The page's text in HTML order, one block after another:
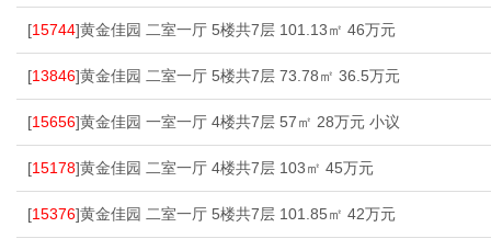
[15744]黄金佳园 二室一厅 5楼共7层 101.13㎡ 46万元
[13846]黄金佳园 二室一厅 5楼共7层 73.78㎡ 36.5万元
[15656]黄金佳园 一室一厅 4楼共7层 57㎡ 28万元 小议
[15178]黄金佳园 二室一厅 4楼共7层 103㎡ 45万元
[15376]黄金佳园 二室一厅 5楼共7层 101.85㎡ 42万元